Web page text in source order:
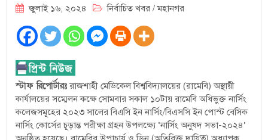
জুলাই ১৬, ২০২৪ নির্বাচিত খবর /মহানগর
স্টাফ রিপোর্টারঃরাজশাহী মেডিকেল বিশ্ববিদ্যালয়ের (রামেবি) অস্থায়ী
কার্যালয়ের সম্মেলন কক্ষে সোমবার সকাল ১০টায় রামেবি অধিভুক্ত নার্সিং
কলেজসমূহের ২০২৩ সালের বিএসি ইন নার্সিং/বিএসসি ইন পোস্ট বেসিক
নার্সিং কোর্সের চূড়ান্ত পরীক্ষা গ্রহন উপলক্ষ্যে ‘নার্সিং অনুষদ সভা-২০২৪’